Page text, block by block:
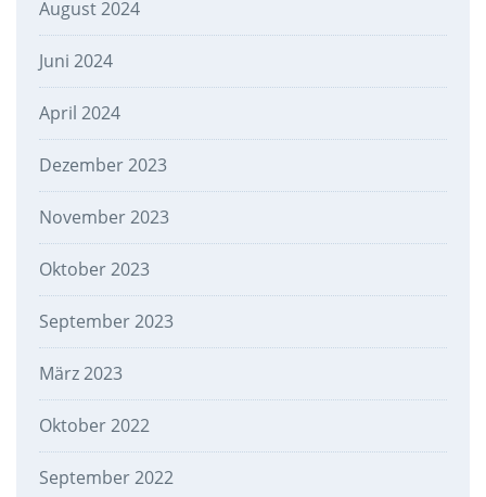
August 2024
Juni 2024
April 2024
Dezember 2023
November 2023
Oktober 2023
September 2023
März 2023
Oktober 2022
September 2022